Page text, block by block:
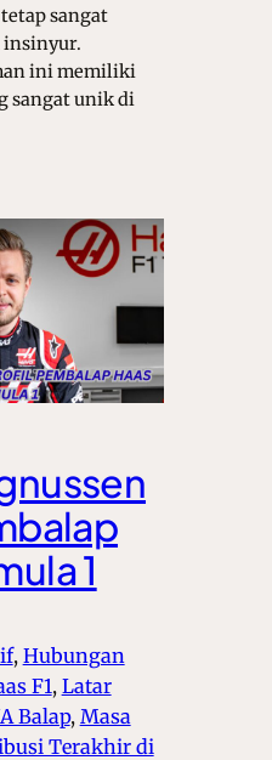
sangat
insinyur.
ini memiliki
sangat unik di
1
, Hubungan
F1, Latar
Balap, Masa
Terakhir di